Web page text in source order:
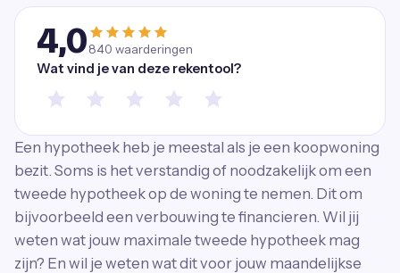
4,0840 waarderingen
Wat vind je van deze rekentool?
Een hypotheek heb je meestal als je een koopwoning
bezit. Soms is het verstandig of noodzakelijk om een
tweede hypotheek op de woning te nemen. Dit om
bijvoorbeeld een verbouwing te financieren. Wil jij
weten wat jouw maximale tweede hypotheek mag
zijn? En wil je weten wat dit voor jouw maandelijkse